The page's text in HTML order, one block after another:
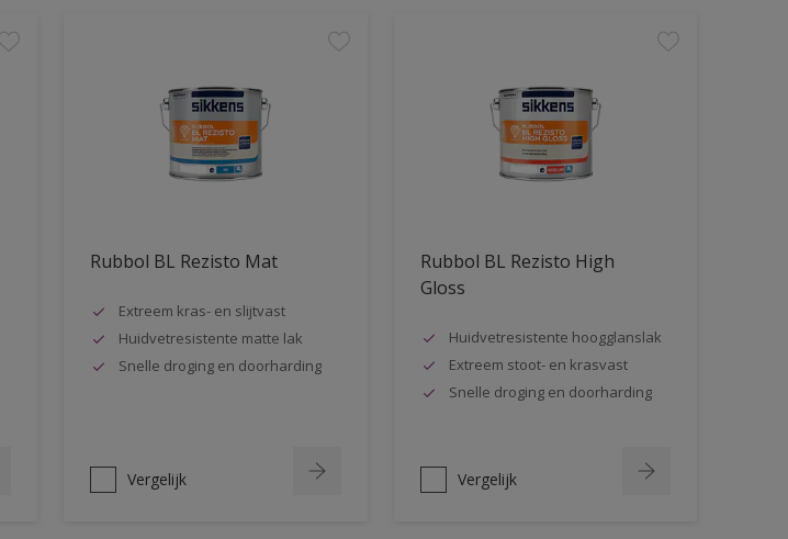
Rubbol BL Rezisto Mat
Extreem kras- en slijtvast
Huidvetresistente matte lak
Snelle droging en doorharding
Vergelijk
Rubbol BL Rezisto High
Gloss
Huidvetresistente hoogglanslak
Extreem stoot- en krasvast
Snelle droging en doorharding
Vergelijk